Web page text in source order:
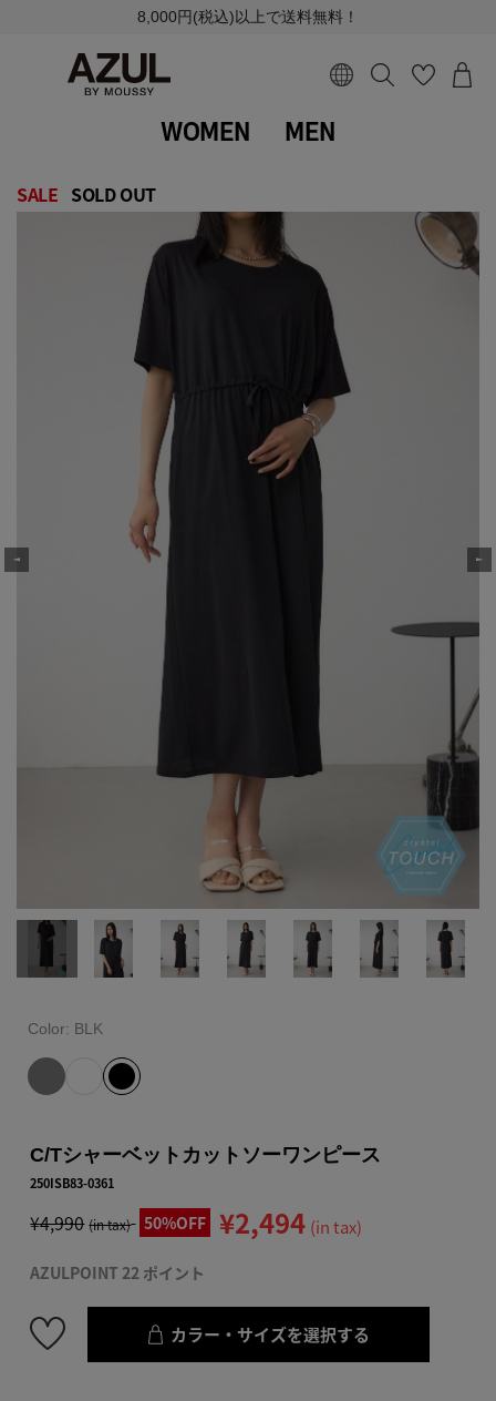
8,000円(税込)以上で送料無料！
WOMEN MEN
SALE SOLD OUT
Color: BLK
C/Tシャーベットカットソーワンピース
250ISB83-0361
¥4,990 (in tax) 50%OFF ¥2,494 (in tax)
AZULPOINT 22 ポイント
カラー・サイズを選択する